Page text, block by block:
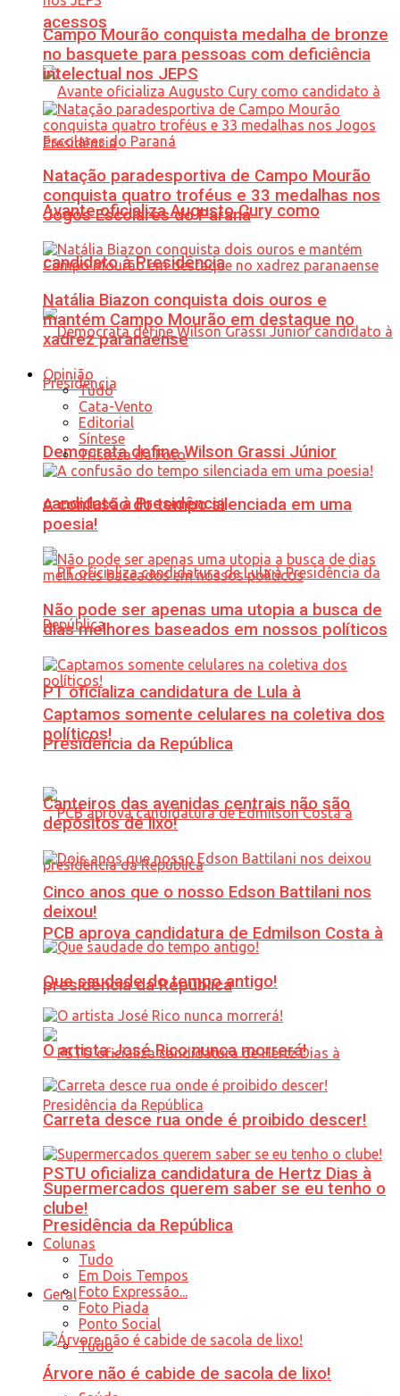
acessos
Avante oficializa Augusto Cury como
candidato à Presidência
Democrata define Wilson Grassi Júnior
candidato à Presidência
PT oficializa candidatura de Lula à
Presidência da República
PCB aprova candidatura de Edmilson Costa à
presidência da República
PSTU oficializa candidatura de Hertz Dias à
Presidência da República
Geral
Tudo
Campo Mourão conquista medalha de bronze
no basquete para pessoas com deficiência
intelectual nos JEPS
Natação paradesportiva de Campo Mourão
conquista quatro troféus e 33 medalhas nos
Jogos Escolares do Paraná
Natália Biazon conquista dois ouros e
mantém Campo Mourão em destaque no
xadrez paranaense
Opinião
Tudo
Cata-Vento
Editorial
Síntese
Tristeza da Foto
A confusão do tempo silenciada em uma
poesia!
Não pode ser apenas uma utopia a busca de
dias melhores baseados em nossos políticos
Captamos somente celulares na coletiva dos
políticos!
Canteiros das avenidas centrais não são
depósitos de lixo!
Cinco anos que o nosso Edson Battilani nos
deixou!
Que saudade do tempo antigo!
O artista José Rico nunca morrerá!
Carreta desce rua onde é proibido descer!
Supermercados querem saber se eu tenho o
clube!
Colunas
Tudo
Em Dois Tempos
Foto Expressão...
Foto Piada
Ponto Social
Árvore não é cabide de sacola de lixo!